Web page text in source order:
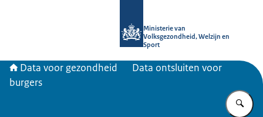
Ministerie van
Volksgezondheid, Welzijn en
Sport
Data voor gezondheid
Data ontsluiten voor
burgers